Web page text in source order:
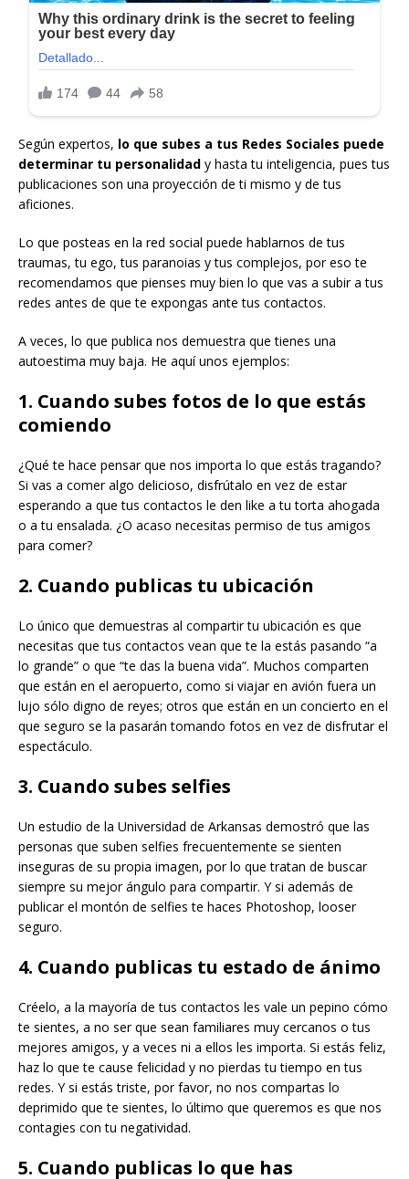
Según expertos, lo que subes a tus Redes Sociales puede
determinar tu personalidad y hasta tu inteligencia, pues tus
publicaciones son una proyección de ti mismo y de tus
aficiones.
Lo que posteas en la red social puede hablarnos de tus
traumas, tu ego, tus paranoias y tus complejos, por eso te
recomendamos que pienses muy bien lo que vas a subir a tus
redes antes de que te expongas ante tus contactos.
A veces, lo que publica nos demuestra que tienes una
autoestima muy baja. He aquí unos ejemplos:
1. Cuando subes fotos de lo que estás
comiendo
¿Qué te hace pensar que nos importa lo que estás tragando?
Si vas a comer algo delicioso, disfrútalo en vez de estar
esperando a que tus contactos le den like a tu torta ahogada
o a tu ensalada. ¿O acaso necesitas permiso de tus amigos
para comer?
2. Cuando publicas tu ubicación
Lo único que demuestras al compartir tu ubicación es que
necesitas que tus contactos vean que te la estás pasando “a
lo grande” o que “te das la buena vida”. Muchos comparten
que están en el aeropuerto, como si viajar en avión fuera un
lujo sólo digno de reyes; otros que están en un concierto en el
que seguro se la pasarán tomando fotos en vez de disfrutar el
espectáculo.
3. Cuando subes selfies
Un estudio de la Universidad de Arkansas demostró que las
personas que suben selfies frecuentemente se sienten
inseguras de su propia imagen, por lo que tratan de buscar
siempre su mejor ángulo para compartir. Y si además de
publicar el montón de selfies te haces Photoshop, looser
seguro.
4. Cuando publicas tu estado de ánimo
Créelo, a la mayoría de tus contactos les vale un pepino cómo
te sientes, a no ser que sean familiares muy cercanos o tus
mejores amigos, y a veces ni a ellos les importa. Si estás feliz,
haz lo que te cause felicidad y no pierdas tu tiempo en tus
redes. Y si estás triste, por favor, no nos compartas lo
deprimido que te sientes, lo último que queremos es que nos
contagies con tu negatividad.
5. Cuando publicas lo que has